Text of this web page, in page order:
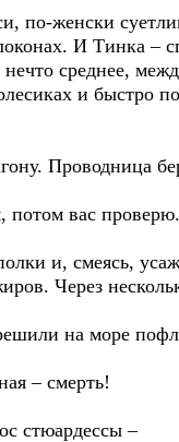
по-женски
И Тинка –
среднее,
и быстро
Проводница
вас
и, смеясь,
Через
на море
– смерть!
стюардессы –